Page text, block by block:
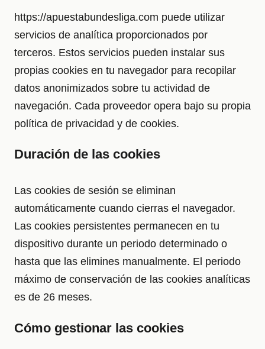
https://apuestabundesliga.com puede utilizar
servicios de analítica proporcionados por
terceros. Estos servicios pueden instalar sus
propias cookies en tu navegador para recopilar
datos anonimizados sobre tu actividad de
navegación. Cada proveedor opera bajo su propia
política de privacidad y de cookies.
Duración de las cookies
Las cookies de sesión se eliminan
automáticamente cuando cierras el navegador.
Las cookies persistentes permanecen en tu
dispositivo durante un periodo determinado o
hasta que las elimines manualmente. El periodo
máximo de conservación de las cookies analíticas
es de 26 meses.
Cómo gestionar las cookies